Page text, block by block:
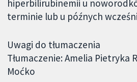
hiperbilirubinemii u
terminie lub u późnych
Uwagi do tłumaczenia
Tłumaczenie: Amelia Pietryka
Moćko